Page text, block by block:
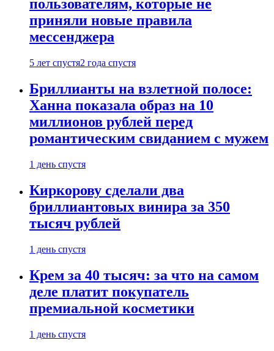
пользователям, которые не
приняли новые правила
мессенджера
5 лет спустя2 года спустя
Бриллианты на взлетной полосе:
Ханна показала образ на 10
миллионов рублей перед
романтическим свиданием с мужем
1 день спустя
Киркорову сделали два
бриллиантовых винира за 350
тысяч рублей
1 день спустя
Крем за 40 тысяч: за что на самом
деле платит покупатель
премиальной косметики
1 день спустя